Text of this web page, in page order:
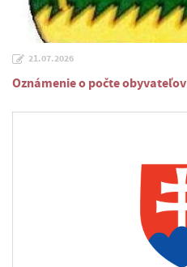
21.07.2026
Oznámenie o počte obyvateľov